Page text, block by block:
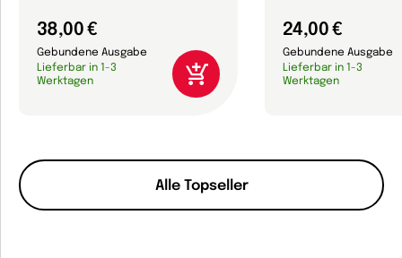
Alle Topseller
38,00 €
Gebundene Ausgabe
Lieferbar in 1-3
Werktagen
24,00 €
Gebundene Ausgabe
Lieferbar in 1-3
Werktagen